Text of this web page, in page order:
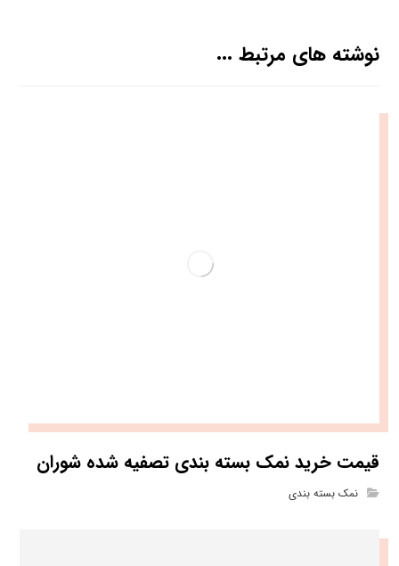
نوشته های مرتبط ...
قیمت خرید نمک بسته بندی تصفیه شده شوران
نمک بسته بندی